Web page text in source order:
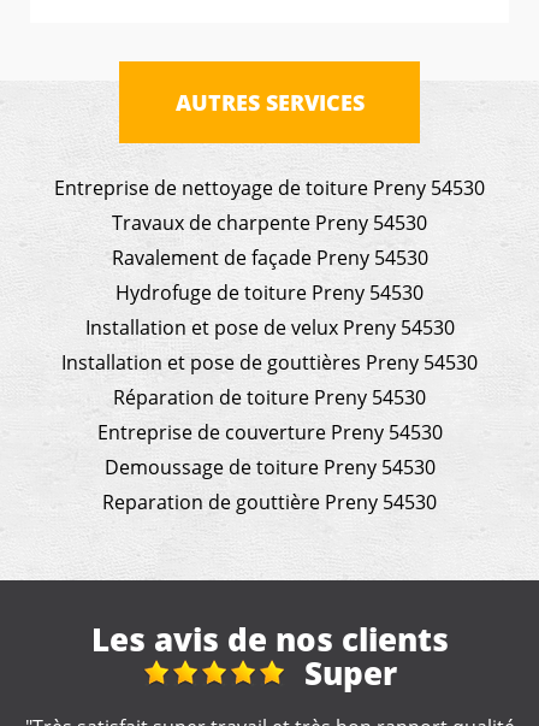
AUTRES SERVICES
Entreprise de nettoyage de toiture Preny 54530
Travaux de charpente Preny 54530
Ravalement de façade Preny 54530
Hydrofuge de toiture Preny 54530
Installation et pose de velux Preny 54530
Installation et pose de gouttières Preny 54530
Réparation de toiture Preny 54530
Entreprise de couverture Preny 54530
Demoussage de toiture Preny 54530
Reparation de gouttière Preny 54530
Les avis de nos clients
Travaux de
couverture